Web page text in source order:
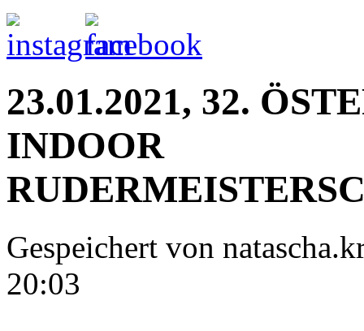
23.01.2021, 32.
INDOOR
Gespeichert von
20:03